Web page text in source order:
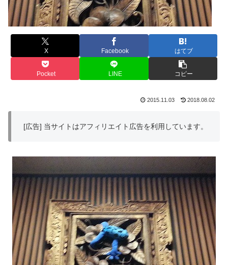
X Facebook はてブ
Pocket LINE コピー
2015.11.03 2018.08.02
[広告] 当サイトはアフィリエイト広告を利用しています。